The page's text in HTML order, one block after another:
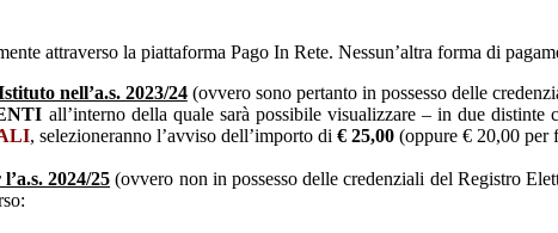
attraverso la piattaforma Pago In Rete. Nessun’altra forma di
nell’a.s. 2023/24(ovvero sono pertanto in possesso delle
all’interno della quale sarà possibile visualizzare – in due distinte
, selezioneranno l’avviso dell’importo di € 25,00 (oppure € 20,00 per
2024/25 (ovvero non in possesso delle credenziali del Registro